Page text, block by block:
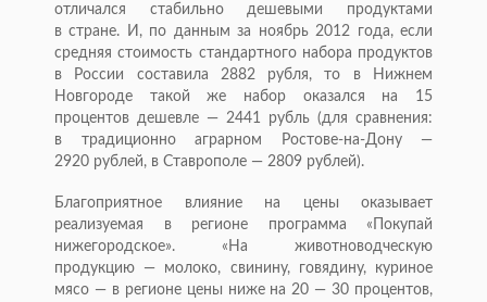
отличался стабильно дешевыми продуктами
в стране. И, по данным за ноябрь 2012 года, если
средняя стоимость стандартного набора продуктов
в России составила 2882 рубля, то в Нижнем
Новгороде такой же набор оказался на 15
процентов дешевле — 2441 рубль (для сравнения:
в традиционно аграрном
Ростове-на-Дону—
2920 рублей, в Ставрополе — 2809 рублей).
Благоприятное влияние на цены оказывает
реализуемая в регионе программа «Покупай
нижегородское». «На животноводческую
продукцию — молоко, свинину, говядину, куриное
мясо — в регионе цены ниже на 20 — 30 процентов,